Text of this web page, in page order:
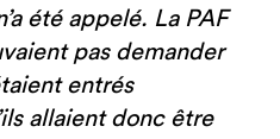
été appelé. La PAF
pas demander
entrés
allaient donc être